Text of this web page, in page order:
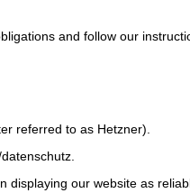
and follow our
referred to as Hetzner).
.
our website as